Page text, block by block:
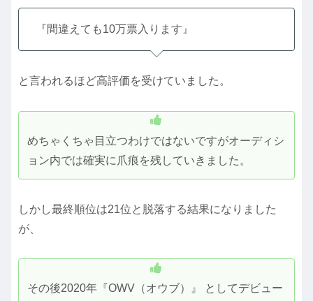
『間違えても10万票入ります』
と言われるほど高評価を受けていました。
めちゃくちゃ目立つわけではないですがオーディシ
ョン内では確実に爪痕を残していきました。
しかし最終順位は21位と脱落する結果になりました
が、
その後2020年『OWV（オウブ）』 としてデビュー